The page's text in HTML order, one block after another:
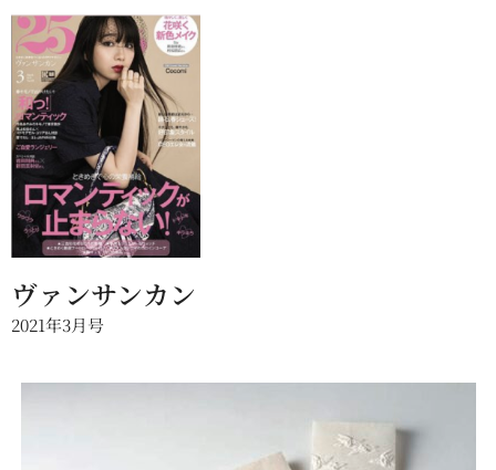
ヴァンサンカン
2021年3月号